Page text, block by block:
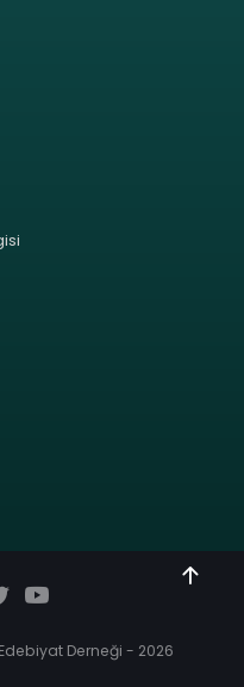
Derneği - 2026